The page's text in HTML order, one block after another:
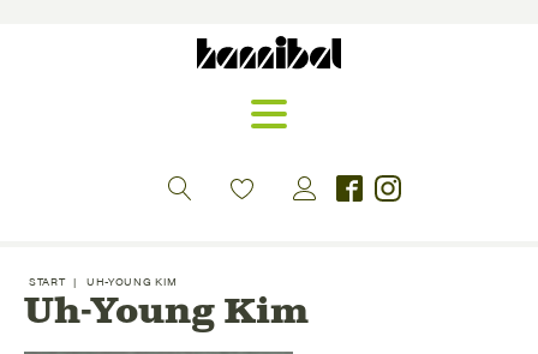
START | UH-YOUNG KIM
Uh-Young Kim